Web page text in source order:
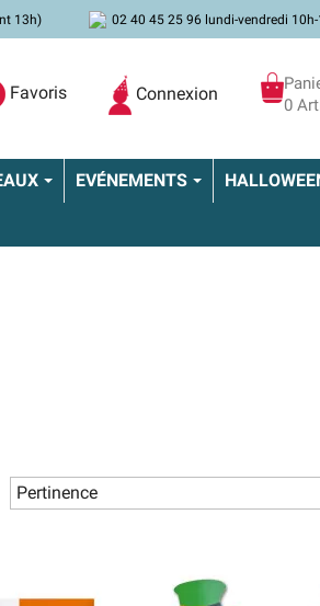
13h) 02 40 45 25 96 lundi-vendredi
Favoris Connexion
0
EVÉNEMENTS
Pertinence